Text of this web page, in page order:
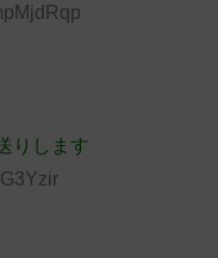
りします